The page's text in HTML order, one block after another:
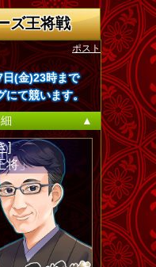
ズ王将戦
ポスト
(金)23時まで
にて競います。
▲
]
将」